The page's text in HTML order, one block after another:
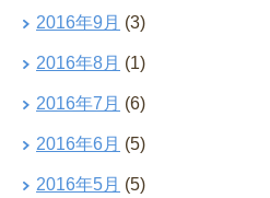
2016年9月 (3)
2016年8月 (1)
2016年7月 (6)
2016年6月 (5)
2016年5月 (5)